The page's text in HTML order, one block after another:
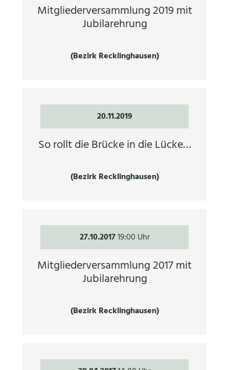
Mitgliederversammlung 2019 mit
Jubilarehrung
(Bezirk Recklinghausen)
20.11.2019
So rollt die Brücke in die Lücke…
(Bezirk Recklinghausen)
27.10.201719:00 Uhr
Mitgliederversammlung 2017 mit
Jubilarehrung
(Bezirk Recklinghausen)